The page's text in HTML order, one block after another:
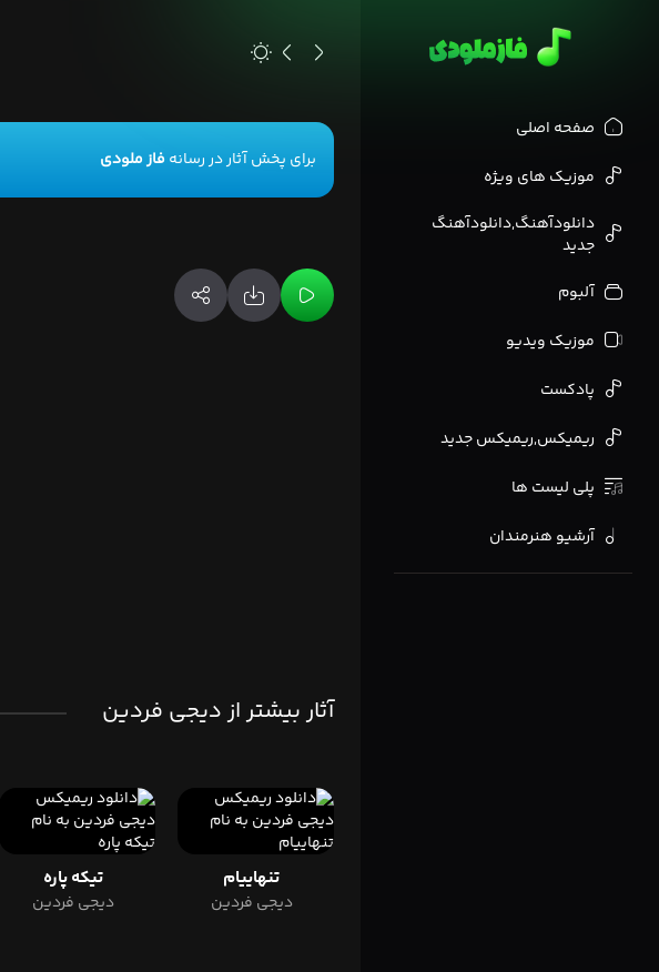
صفحه اصلی
موزیک های ویژه
دانلودآهنگ,دانلودآهنگ
جدید
آلبوم
موزیک ویدیو
پادکست
ریمیکس,ریمیکس جدید
پلی لیست ها
آرشیو هنرمندان
برای پخش آثار در رسانهفاز ملودی
آثار بیشتر از دیجی فردین
تنهاییام
دیجی فردین
تیکه پاره
دیجی فردین